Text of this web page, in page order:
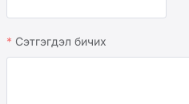
Сэтгэгдэл бичих